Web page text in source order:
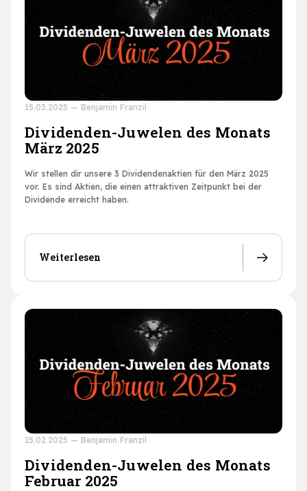
15.03.2025 — Benjamin Franzil
Dividenden-Juwelen des Monats
März 2025
Wir stellen dir unsere 3 Dividendenaktien für den März 2025
vor. Es sind Aktien, die einen attraktiven Zeitpunkt bei der
Dividende erreicht haben.
Weiterlesen
15.02.2025 — Benjamin Franzil
Dividenden-Juwelen des Monats
Februar 2025